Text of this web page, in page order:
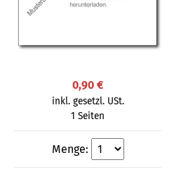
0,90 €
inkl. gesetzl. USt.
1 Seiten
Menge: